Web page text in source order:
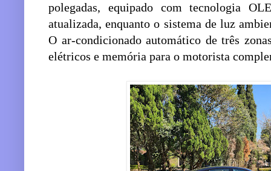
polegadas, equipado com tecnologia
atualizada, enquanto o sistema de luz
O ar-condicionado automático de três
elétricos e memória para o motorista